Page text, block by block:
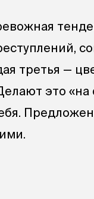
третья —
это «на